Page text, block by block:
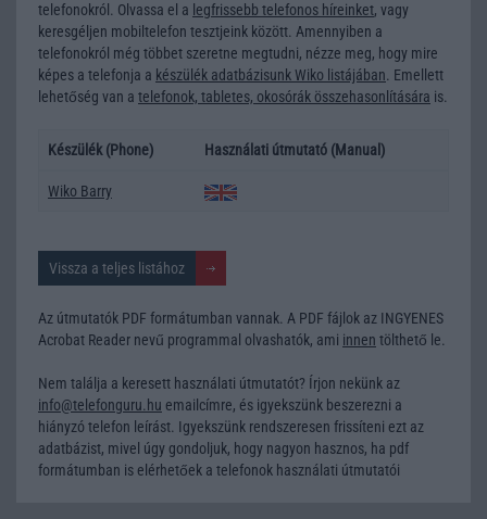
telefonokról. Olvassa el a legfrissebb telefonos híreinket, vagy
keresgéljen mobiltelefon tesztjeink között. Amennyiben a
telefonokról még többet szeretne megtudni, nézze meg, hogy mire
képes a telefonja a készülék adatbázisunk Wiko listájában . Emellett
lehetőség van a telefonok, tabletes, okosórák összehasonlítására is.
Készülék (Phone) Használati útmutató (Manual)
Wiko Barry
Vissza a teljes listához
Az útmutatók PDF formátumban vannak. A PDF fájlok az INGYENES
Acrobat Reader nevű programmal olvashatók, ami innen tölthető le.
Nem találja a keresett használati útmutatót? Írjon nekünk az
info@telefonguru.hu emailcímre, és igyekszünk beszerezni a
hiányzó telefon leírást. Igyekszünk rendszeresen frissíteni ezt az
adatbázist, mivel úgy gondoljuk, hogy nagyon hasznos, ha pdf
formátumban is elérhetőek a telefonok használati útmutatói